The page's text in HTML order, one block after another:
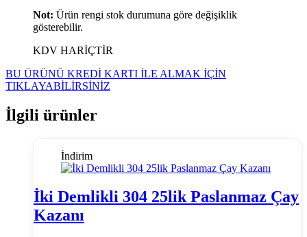
Not: Ürün rengi stok durumuna göre değişiklik
gösterebilir.
KDV HARİÇTİR
BU ÜRÜNÜ KREDİ KARTI İLE ALMAK İÇİN
TIKLAYABİLİRSİNİZ
İlgili ürünler
İndirim
İki Demlikli 304 25lik Paslanmaz Çay
Kazanı